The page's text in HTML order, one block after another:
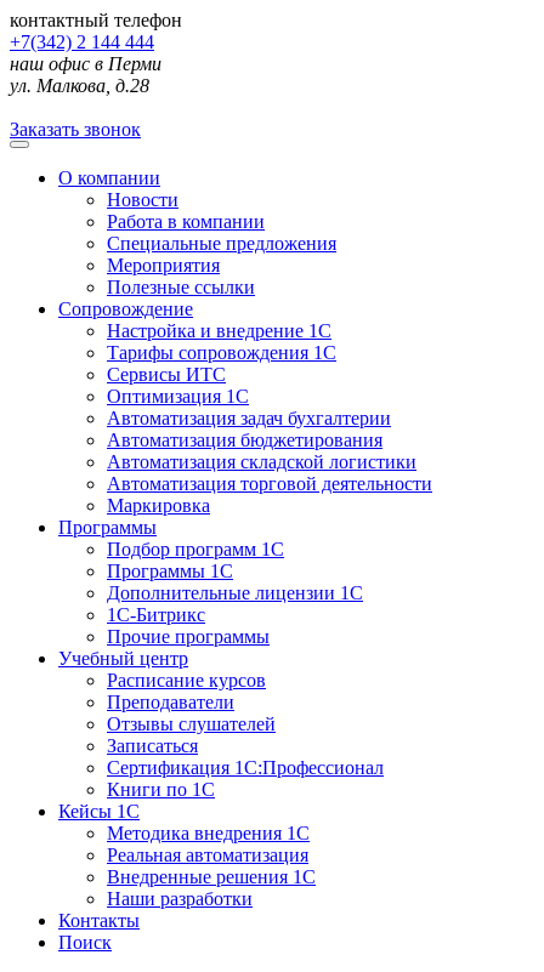
контактный телефон
+7(342) 2 144 444
наш офис в Перми
ул. Малкова, д.28
Заказать звонок
О компании
Новости
Работа в компании
Специальные предложения
Мероприятия
Полезные ссылки
Сопровождение
Настройка и внедрение 1С
Тарифы сопровождения 1С
Сервисы ИТС
Оптимизация 1С
Автоматизация задач бухгалтерии
Автоматизация бюджетирования
Автоматизация складской логистики
Автоматизация торговой деятельности
Маркировка
Программы
Подбор программ 1С
Программы 1С
Дополнительные лицензии 1С
1С-Битрикс
Прочие программы
Учебный центр
Расписание курсов
Преподаватели
Отзывы слушателей
Записаться
Сертификация 1С:Профессионал
Книги по 1С
Кейсы 1С
Методика внедрения 1С
Реальная автоматизация
Внедренные решения 1С
Наши разработки
Контакты
Поиск